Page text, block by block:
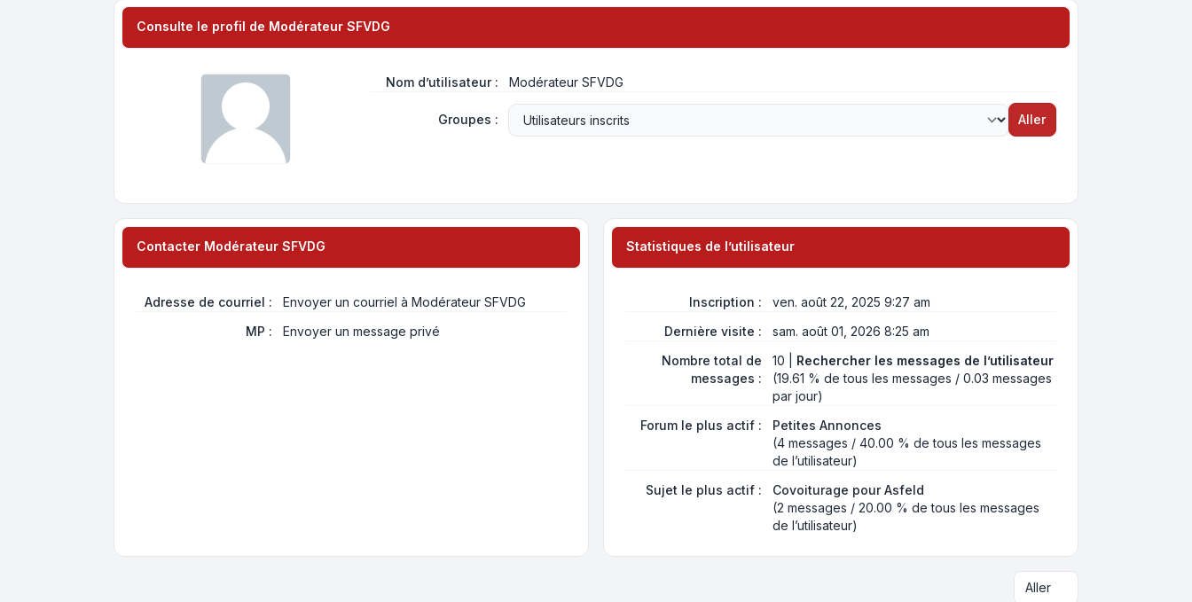
Consulte le profil de Modérateur SFVDG
Nom d’utilisateur : Modérateur SFVDG
Groupes : Aller
Contacter Modérateur SFVDG
Adresse de courriel :
Envoyer un courriel à Modérateur SFVDG
MP :
Envoyer un message privé
Statistiques de l’utilisateur
Inscription :
ven. août 22, 2025 9:27 am
Dernière visite :
sam. août 01, 2026 8:25 am
Nombre total de
messages :
10 | Rechercher les messages de l’utilisateur
(19.61 % de tous les messages / 0.03 messages
par jour)
Forum le plus actif :
Petites Annonces
(4 messages / 40.00 % de tous les messages
de l’utilisateur)
Sujet le plus actif :
Covoiturage pour Asfeld
(2 messages / 20.00 % de tous les messages
de l’utilisateur)
Aller